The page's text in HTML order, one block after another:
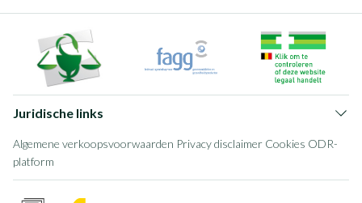
Juridische links
Algemene verkoopsvoorwaarden Privacy disclaimer Cookies ODR-
platform